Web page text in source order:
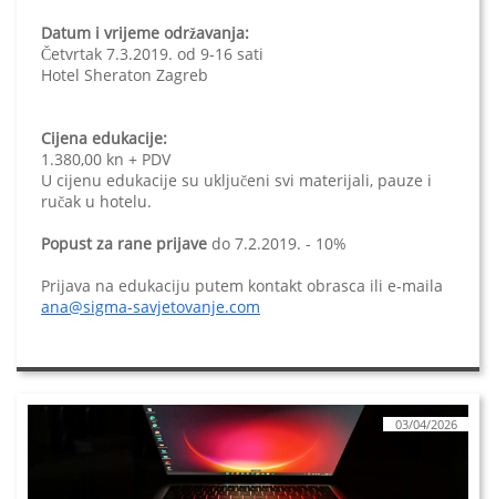
Datum i vrijeme održavanja:
Četvrtak 7.3.2019. od 9-16 sati
Hotel Sheraton Zagreb
Cijena edukacije:
1.380,00 kn + PDV
U cijenu edukacije su uključeni svi materijali, pauze i
ručak u hotelu.
Popust za rane prijave do 7.2.2019. - 10%
Prijava na edukaciju putem kontakt obrasca ili e-maila
ana@sigma-savjetovanje.com
03/04/2026